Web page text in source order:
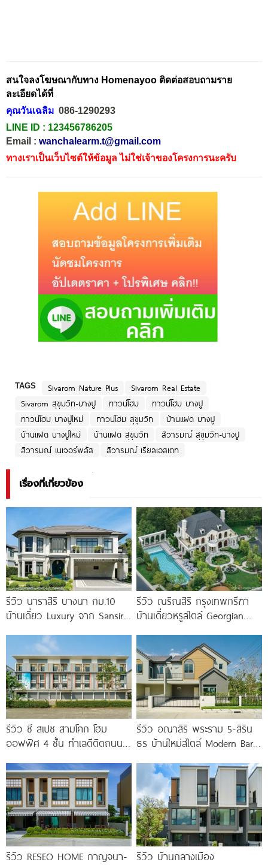
สนใจลงโฆษณากับทาง Homenayoo ติดต่อสอบถามราย
ละเอียดได้ที่
คุณวันเฉลิม 086-1290293
LINE ID : 123456786205
Email : wanchalearm.t@gmail.com
ทางเราเป็นเว็บไซต์ให้ข้อมูล ไม่ใช่เจ้าของโครงการนะครับ
TAGS Sivarom Nature Plus
Sivarom Real Estate
Sivarom สุขุมวิท-บางปู
ทาวน์โฮม
ทาวน์โฮม บางปู
ทาวน์โฮม บางปูใหม่
ทาวน์โฮม สุขุมวิท
บ้านแฝด บางปู
บ้านแฝด บางปูใหม่
บ้านแฝด สุขุมวิท
สิวารมณ์ สุขุมวิท-บางปู
สิวารมณ์ เนเจอร์พลัส
สิวารมณ์ เรียลเอสเตท
เรื่องที่เกี่ยวข้อง
รีวิว นาราสิริ บางนา กม.10
บ้านเดี่ยว Luxury จาก Sansiri
รีวิว ณริณสิริ กรุงเทพกรีฑา
บ้านเดี่ยวหรูสไตล์ Georgian
Brighton College
รีวิว ซี สเปซ สามโคก โฮม
ออฟฟิศ 4 ชั้น ทำเลดีติดถนน
รีวิว อณาสิริ พระราม 5-สิริน
ธร บ้านใหม่สไตล์ Modern Barn
รีวิว RESEO HOME กาญจนา-
รีวิว บ้านกลางเมือง